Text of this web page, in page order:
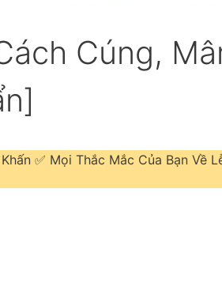
Cúng,
✅ Mọi Thắc Mắc Của Bạn Về